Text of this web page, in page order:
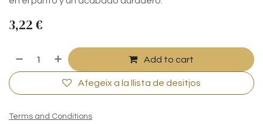
3,22 €
Add to cart
Afegeix a la llista de desitjos
Terms and Conditions